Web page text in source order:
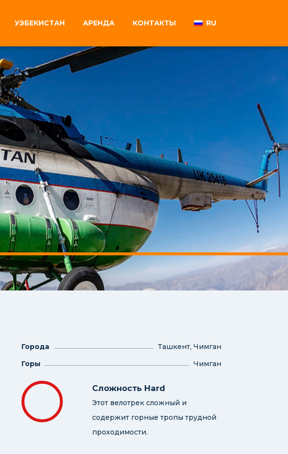
УЗБЕКИСТАН АРЕНДА КОНТАКТЫ RU
Города
Ташкент, Чимган
Горы
Чимган
Сложность Hard
Этот велотрек сложный и
содержит горные тропы трудной
проходимости.